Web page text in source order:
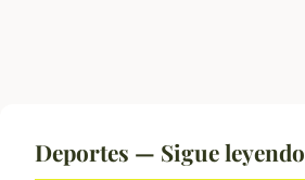
Deportes — Sigue leyendo